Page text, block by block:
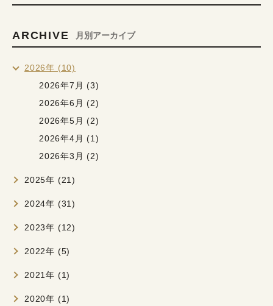
ARCHIVE 月別アーカイブ
2026年 (10)
2026年7月 (3)
2026年6月 (2)
2026年5月 (2)
2026年4月 (1)
2026年3月 (2)
2025年 (21)
2024年 (31)
2023年 (12)
2022年 (5)
2021年 (1)
2020年 (1)